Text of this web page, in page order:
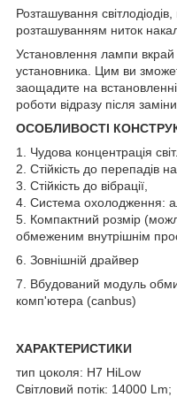
Розташування
розташуванням ниток
Установлення лампи вкрай
установника. Цим ви
заощадите на
роботи відразу після
ОСОБЛИВОСТІ
1. Чудова концентрація
2. Стійкість до перепадів
3. Стійкість до вібрації,
4. Система охолодження:
5. Компактний розмір
обмеженим внутрішнім
6. Зовнішній драйвер
7. Вбудований модуль
комп'ютера (canbus)
ХАРАКТЕРИСТИКИ
тип цоколя: H7 HiLow
Світловий потік: 14000 Lm;